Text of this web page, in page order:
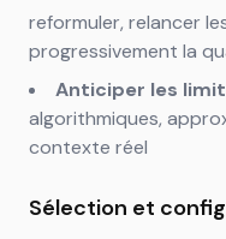
reformuler, relancer
progressivement la
Anticiper les
algorithmiques,
contexte réel
Sélection et